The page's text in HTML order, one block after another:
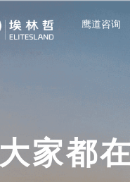
鹰道咨询
大家都